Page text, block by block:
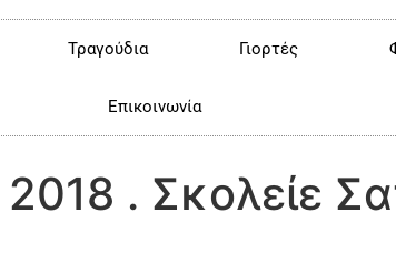
Τραγούδια Γιορτές
Επικοινωνία
. Σκολείε